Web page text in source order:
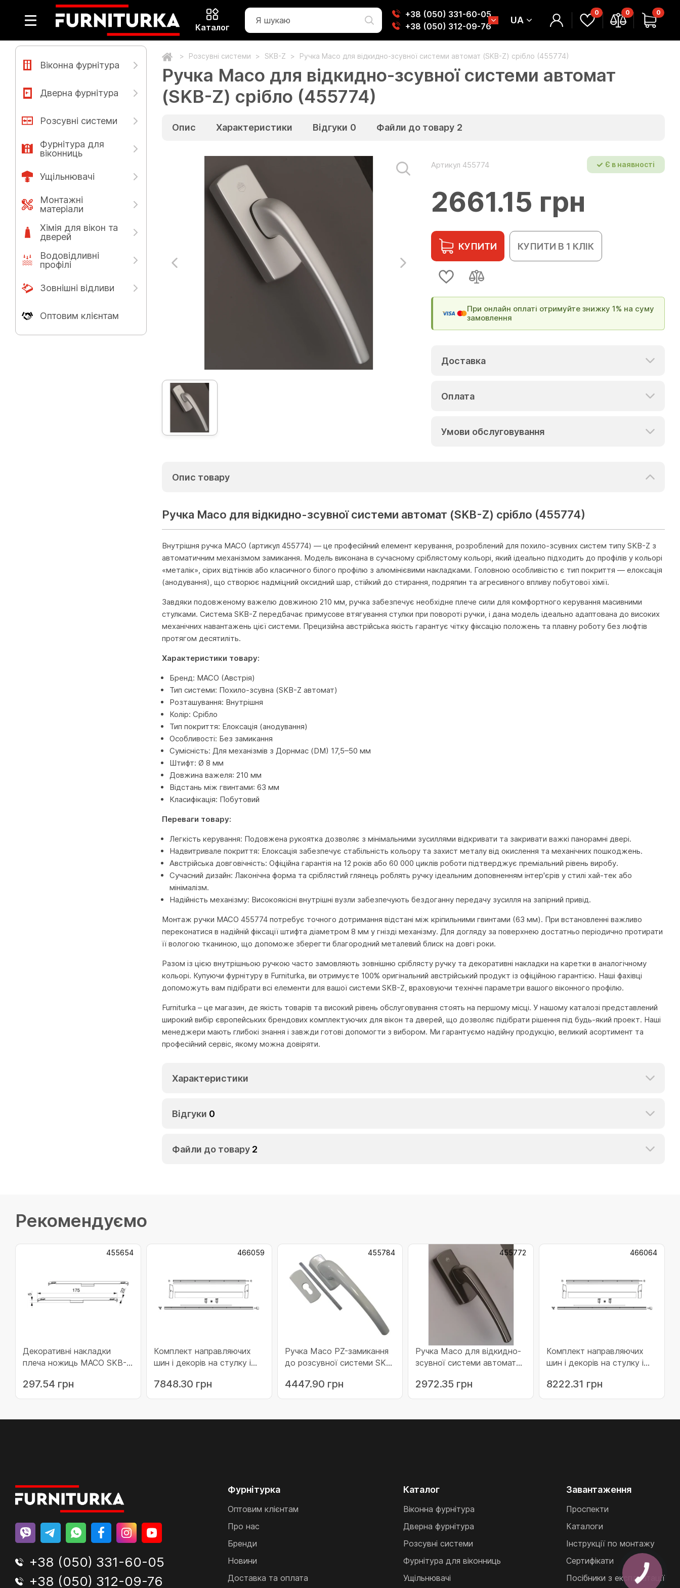
Каталог
+38 (050) 331-60-05
+38 (050) 312-09-76
UA
0 0 0
Віконна фурнітура
Дверна фурнітура
Розсувні системи
Фурнітура для
віконниць
Ущільнювачі
Монтажні
матеріали
Хімія для вікон та
дверей
Водовідливні
профілі
Зовнішні відливи
Оптовим клієнтам
Розсувні системи SKB-Z Ручка Масо для відкидно-зсувної системи автомат (SKB-Z) срібло (455774)
Ручка Масо для відкидно-зсувної системи автомат
(SKB-Z) срібло (455774)
Опис Характеристики Відгуки 0 Файли до товару 2
Артикул 455774 Є в наявності
2661.15 грн
КУПИТИ КУПИТИ В 1 КЛІК
При онлайн оплаті отримуйте знижку 1% на суму
замовлення
Доставка
Оплата
Умови обслуговування
Опис товару
Ручка Масо для відкидно-зсувної системи автомат (SKB-Z) срібло (455774)
Внутрішня ручка MACO (артикул 455774) — це професійний елемент керування, розроблений для похило-зсувних систем типу SKB-Z з
автоматичним механізмом замикання. Модель виконана в сучасному сріблястому кольорі, який ідеально підходить до профілів у кольорі
«металік», сірих відтінків або класичного білого профілю з алюмінієвими накладками. Головною особливістю є тип покриття — елоксація
(анодування), що створює надміцний оксидний шар, стійкий до стирання, подряпин та агресивного впливу побутової хімії.
Завдяки подовженому важелю довжиною 210 мм, ручка забезпечує необхідне плече сили для комфортного керування масивними
стулками. Система SKB-Z передбачає примусове втягування стулки при повороті ручки, і дана модель ідеально адаптована до високих
механічних навантажень цієї системи. Прецизійна австрійська якість гарантує чітку фіксацію положень та плавну роботу без люфтів
протягом десятиліть.
Характеристики товару:
Бренд: MACO (Австрія)
Тип системи: Похило-зсувна (SKB-Z автомат)
Розташування: Внутрішня
Колір: Срібло
Тип покриття: Елоксація (анодування)
Особливості: Без замикання
Сумісність: Для механізмів з Дорнмас (DM) 17,5–50 мм
Штифт: Ø 8 мм
Довжина важеля: 210 мм
Відстань між гвинтами: 63 мм
Класифікація: Побутовий
Переваги товару:
Легкість керування: Подовжена рукоятка дозволяє з мінімальними зусиллями відкривати та закривати важкі панорамні двері.
Надвитривале покриття: Елоксація забезпечує стабільність кольору та захист металу від окислення та механічних пошкоджень.
Австрійська довговічність: Офіційна гарантія на 12 років або 60 000 циклів роботи підтверджує преміальний рівень виробу.
Сучасний дизайн: Лаконічна форма та сріблястий глянець роблять ручку ідеальним доповненням інтер'єрів у стилі хай-тек або
мінімалізм.
Надійність механізму: Високоякісні внутрішні вузли забезпечують бездоганну передачу зусилля на запірний привід.
Монтаж ручки MACO 455774 потребує точного дотримання відстані між кріпильними гвинтами (63 мм). При встановленні важливо
переконатися в надійній фіксації штифта діаметром 8 мм у гнізді механізму. Для догляду за поверхнею достатньо періодично протирати
її вологою тканиною, що допоможе зберегти благородний металевий блиск на довгі роки.
Разом із цією внутрішньою ручкою часто замовляють зовнішню сріблясту ручку та декоративні накладки на каретки в аналогічному
кольорі. Купуючи фурнітуру в Furniturka, ви отримуєте 100% оригінальний австрійський продукт із офіційною гарантією. Наші фахівці
допоможуть вам підібрати всі елементи для вашої системи SKB-Z, враховуючи технічні параметри вашого віконного профілю.
Furniturka – це магазин, де якість товарів та високий рівень обслуговування стоять на першому місці. У нашому каталозі представлений
широкий вибір європейських брендових комплектуючих для вікон та дверей, що дозволяє підібрати рішення під будь-який проект. Наші
менеджери мають глибокі знання і завжди готові допомогти з вибором. Ми гарантуємо надійну продукцію, великий асортимент та
професійний сервіс, якому можна довіряти.
Характеристики
Відгуки 0
Файли до товару 2
Рекомендуємо
455654
Декоративні накладки
плеча ножиць МАСО SKB-Z
297.54 грн
466059
Комплект направляючих
шин і декорів на стулку і
SKBS/SE/Z/PAS L=2.230
FFB 901-1050 білий
7848.30 грн
455784
Ручка Масо PZ-замикання
до розсувної системи SKB-
4447.90 грн
455772
Ручка Масо для відкидно-
зсувної системи автомат
(455772)
2972.35 грн
466064
Комплект направляючих
шин і декорів на стулку і
SKBS/SE/Z/PAS L=1.930
FFB 620-900 коричневий
8222.31 грн
+38 (050) 331-60-05
+38 (050) 312-09-76
Фурнітурка
Оптовим клієнтам
Про нас
Бренди
Новини
Доставка та оплата
Каталог
Віконна фурнітура
Дверна фурнітура
Розсувні системи
Фурнітура для віконниць
Ущільнювачі
Завантаження
Проспекти
Каталоги
Інструкції по монтажу
Сертифікати
Посібники з експлуатації